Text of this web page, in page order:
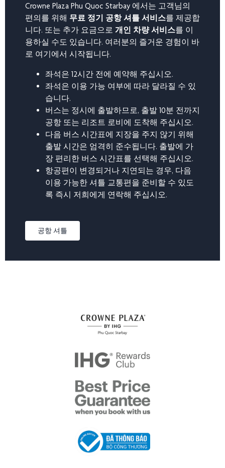
Crowne Plaza Phu Quoc Starbay 에서는 고객님의
편의를 위해 무료 정기 공항 셔틀 서비스를 제공합
니다. 또는 추가 요금으로 개인 차량 서비스를 이
용하실 수도 있습니다. 여러분의 즐거운 경험이 바
로 여기에서 시작됩니다.
좌석은 12시간 전에 예약해 주십시오.
좌석은 이용 가능 여부에 따라 달라질 수 있
습니다.
버스는 정시에 출발하므로, 출발 10분 전까지
공항 또는 리조트 로비에 도착해 주십시오.
다음 버스 시간표에 지장을 주지 않기 위해
출발 시간은 엄격히 준수됩니다. 출발에 가
장 편리한 버스 시간표를 선택해 주십시오.
항공편이 변경되거나 지연되는 경우, 다음
이용 가능한 셔틀 교통편을 준비할 수 있도
록 즉시 저희에게 연락해 주십시오.
공항 셔틀